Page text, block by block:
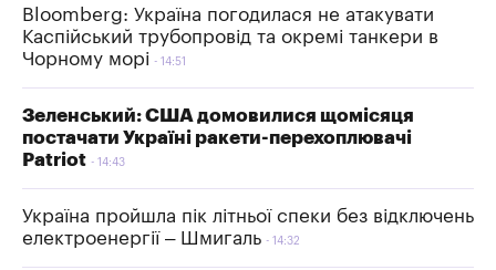
Bloomberg: Україна погодилася не атакувати
Каспійський трубопровід та окремі танкери в
Чорному морі
14:51
Зеленський: США домовилися щомісяця
постачати Україні ракети-перехоплювачі
Patriot
14:43
Україна пройшла пік літньої спеки без відключень
електроенергії – Шмигаль
14:32